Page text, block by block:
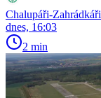
Chalupáři-Zahrádkáři
dnes, 16:03
2 min